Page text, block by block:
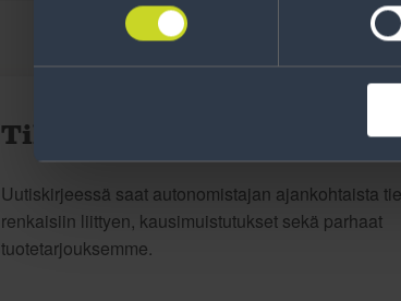
Tilaa uutiskirje
Uutiskirjeessä saat autonomistajan ajankohtaista
renkaisiin liittyen, kausimuistutukset sekä parhaat
tuotetarjouksemme.